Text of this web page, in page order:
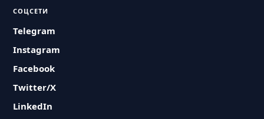
СОЦСЕТИ
Telegram
Instagram
Facebook
Twitter/X
LinkedIn